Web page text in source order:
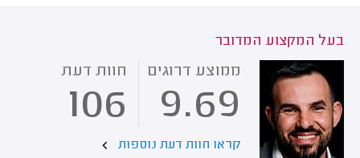
בעל המקצוע המדובר
ממוצע דרוגים
9.69
חוות דעת
106
קראו חוות דעת נוספות